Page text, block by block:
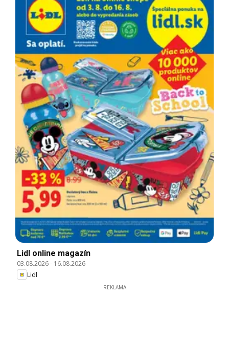
Lidl online magazín
03.08.2026- 16.08.2026
Lidl
REKLAMA